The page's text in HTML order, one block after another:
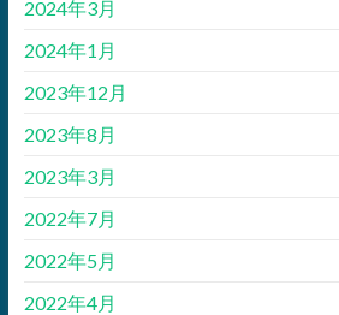
2024年3月
2024年1月
2023年12月
2023年8月
2023年3月
2022年7月
2022年5月
2022年4月